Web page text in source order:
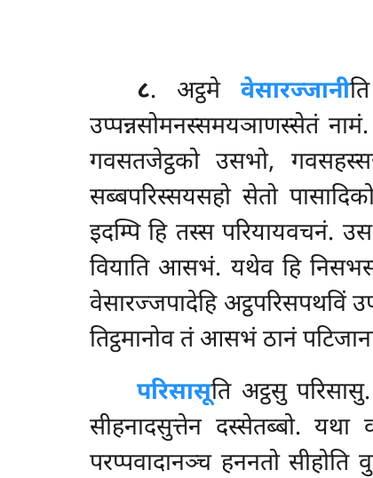
८. अट्ठमेवेसारज्जानी
उप्पन्नसोमनस्समयञाणस्सेतं नामं.
गवसतजेट्ठको उसभो,
सब्बपरिस्सयसहो सेतो
इदम्पि हि तस्स परियायवचनं.
वियाति आसभं. यथेव हि
वेसारज्जपादेहि अट्ठपरिसपथविं
तिट्ठमानोव तं आसभं ठानं
परिसासूति अट्ठसु
सीहनादसुत्तेन दस्सेतब्बो.
परप्पवादानञ्च हननतो